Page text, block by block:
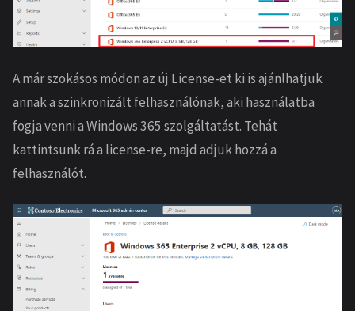
A már szokásos módon az új License-et ki is ajánlhatjuk
annak a szinkronizált felhasználónak, aki használatba
fogja venni a Windows 365 szolgáltatást. Tehát
kattintsunk rá a license-re, majd adjuk hozzá a
felhasználót.